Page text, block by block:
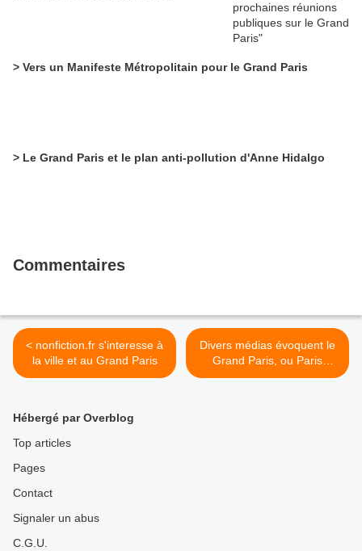
> Vers un Manifeste Métropolitain pour le Grand Paris
> Le Grand Paris et le plan anti-pollution d'Anne Hidalgo
Commentaires
< nonfiction.fr s'interesse à
la ville et au Grand Paris
Divers médias évoquent le
Grand Paris, ou Paris
Métropole >
Hébergé par Overblog
Top articles
Pages
Contact
Signaler un abus
C.G.U.